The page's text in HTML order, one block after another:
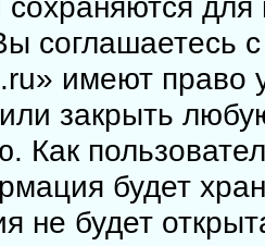
соглашаетесь
имеют право
закрыть
Как
будет
не будет